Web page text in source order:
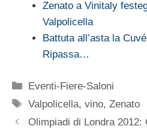
Zenato a Vinitaly
Valpolicella
Battuta all’asta la
Ripassa…
Categorie
Eventi-Fiere-Saloni
Tag
Valpolicella,vino,Zenato
Olimpiadi di Londra